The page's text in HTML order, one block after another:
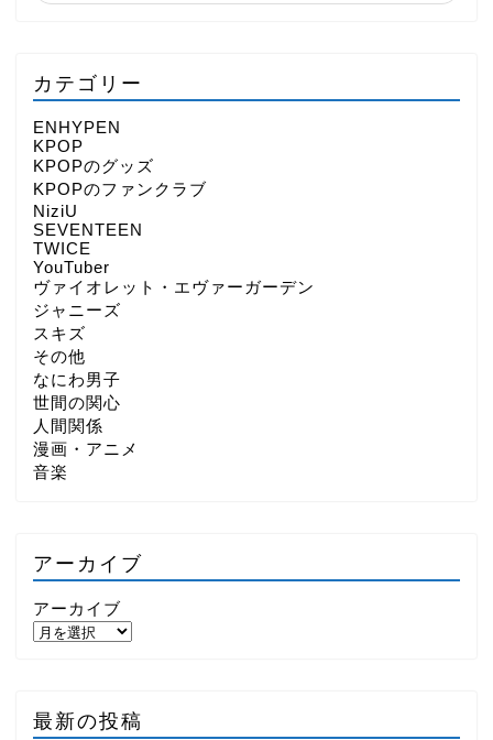
カテゴリー
ENHYPEN
KPOP
KPOPのグッズ
KPOPのファンクラブ
NiziU
SEVENTEEN
TWICE
YouTuber
ヴァイオレット・エヴァーガーデン
ジャニーズ
スキズ
その他
なにわ男子
世間の関心
人間関係
漫画・アニメ
音楽
アーカイブ
アーカイブ
最新の投稿